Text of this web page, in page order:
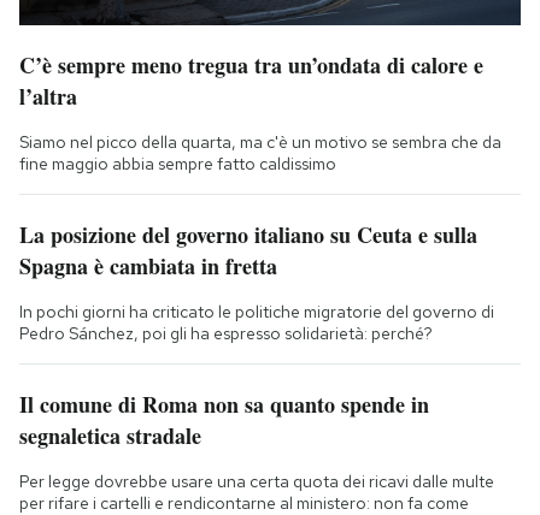
C’è sempre meno tregua tra un’ondata di calore e
l’altra
Siamo nel picco della quarta, ma c'è un motivo se sembra che da
fine maggio abbia sempre fatto caldissimo
La posizione del governo italiano su Ceuta e sulla
Spagna è cambiata in fretta
In pochi giorni ha criticato le politiche migratorie del governo di
Pedro Sánchez, poi gli ha espresso solidarietà: perché?
Il comune di Roma non sa quanto spende in
segnaletica stradale
Per legge dovrebbe usare una certa quota dei ricavi dalle multe
per rifare i cartelli e rendicontarne al ministero: non fa come